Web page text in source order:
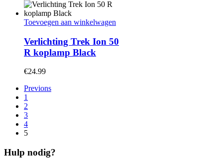
Toevoegen aan winkelwagen
Verlichting Trek Ion 50
R koplamp Black
€24.99
Previons
1
2
3
4
5
Hulp nodig?